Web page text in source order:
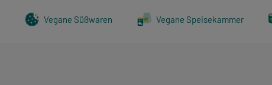
Vegane Süßwaren Vegane Speisekammer